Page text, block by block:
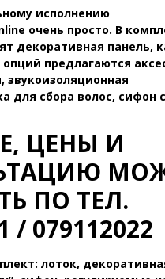
исполнению
очень просто. В
декоративная панель,
предлагаются
для сбора волос, сифон с
ЦЕНЫ И
ПО ТЕЛ.
/ 079112022
лоток,